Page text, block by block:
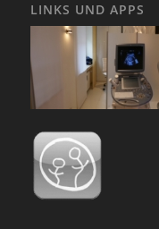
LINKS UND APPS